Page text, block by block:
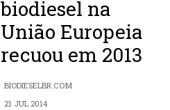
biodiesel na
União Europeia
recuou em 2013
BIODIESELBR.COM
21 JUL 2014